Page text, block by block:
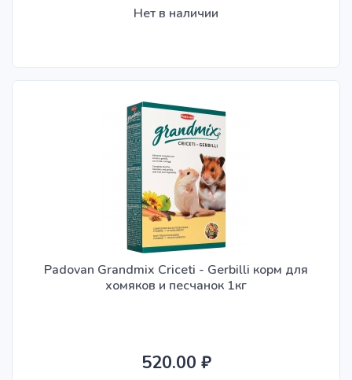
Нет в наличии
Padovan Grandmix Criceti - Gerbilli корм для
хомяков и песчанок 1кг
520.00 ₽